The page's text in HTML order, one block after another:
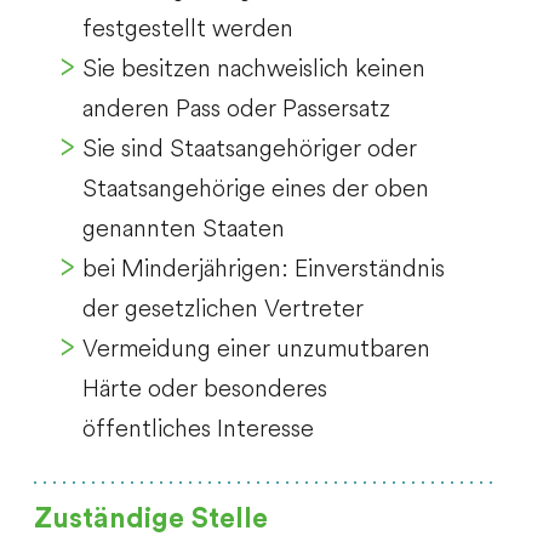
festgestellt werden
Sie besitzen nachweislich keinen
anderen Pass oder Passersatz
Sie sind Staatsangehöriger oder
Staatsangehörige eines der oben
genannten Staaten
bei Minderjährigen: Einverständnis
der gesetzlichen Vertreter
Vermeidung einer unzumutbaren
Härte oder besonderes
öffentliches Interesse
Zuständige Stelle